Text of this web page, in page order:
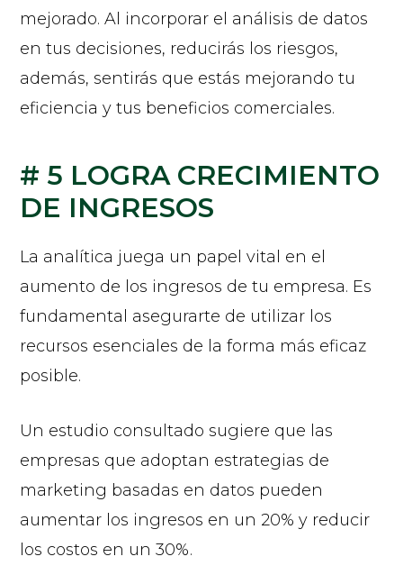
mejorado. Al incorporar el análisis de datos
en tus decisiones, reducirás los riesgos,
además, sentirás que estás mejorando tu
eficiencia y tus beneficios comerciales.
# 5 LOGRA CRECIMIENTO
DE INGRESOS
La analítica juega un papel vital en el
aumento de los ingresos de tu empresa. Es
fundamental asegurarte de utilizar los
recursos esenciales de la forma más eficaz
posible.
Un estudio consultado sugiere que las
empresas que adoptan estrategias de
marketing basadas en datos pueden
aumentar los ingresos en un 20% y reducir
los costos en un 30%.